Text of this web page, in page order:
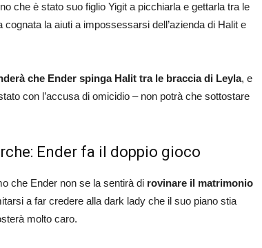
che è stato suo figlio Yigit a picchiarla e gettarla tra le
la aiuti a impossessarsi dell’azienda di Halit e
che Ender spinga Halit tra le braccia di Leyla, e
con l’accusa di omicidio – non potrà che sottostare
Ender fa il doppio gioco
che Ender non se la sentirà di rovinare il matrimonio
a far credere alla dark lady che il suo piano stia
molto caro.